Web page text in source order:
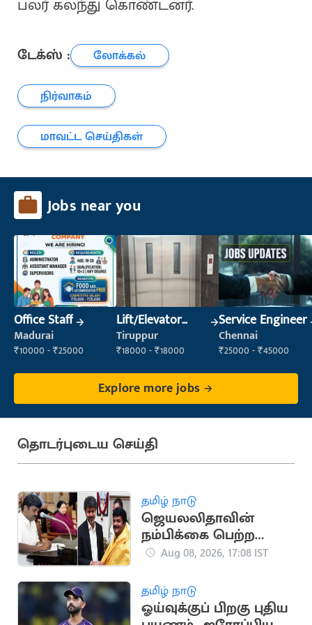
பலர் கலந்து கொண்டனர்.
டேக்ஸ் :
லோக்கல்
நிர்வாகம்
மாவட்ட செய்திகள்
Jobs near you
Office Staff
Madurai
₹10000 - ₹25000
Lift/Elevator
Technician
Tiruppur
₹18000 - ₹18000
Service Engineer
Chennai
₹25000 - ₹45000
Explore more jobs
தொடர்புடைய செய்தி
தமிழ் நாடு
ஜெயலலிதாவின்
நம்பிக்கை பெற்ற
சி.விஜயபாஸ்கர்..
Aug 08, 2026, 17:08 IST
தமிழ் நாடு
ஓய்வுக்குப் பிறகு புதிய